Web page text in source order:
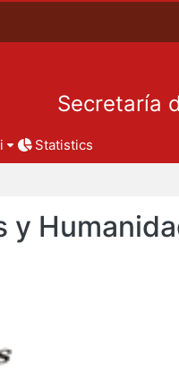
Secretaría
Statistics
y